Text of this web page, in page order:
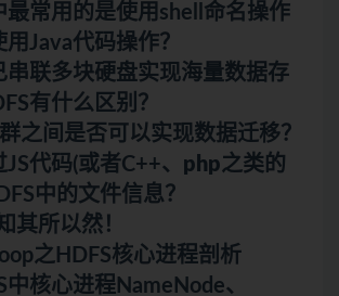
最常用的是使用shell命名操作
用Java代码操作？
串联多块硬盘实现海量数据存
有什么区别？
之间是否可以实现数据迁移？
代码(或者C++、 php之类的
中的文件信息？
其所以然！
之HDFS核心进程剖析
中核心进程NameNode、